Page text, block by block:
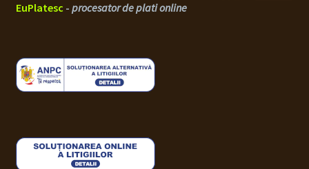
EuPlatesc - procesator de plati online